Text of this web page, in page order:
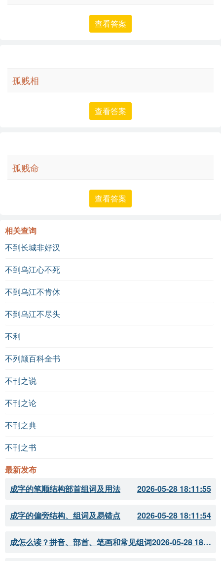
“孤贱”这个词汇虽然在现代社会中不常用，但它反映了社会
一种有力的表达工具，用来传达特定的情感和信息。
查看答案
孤贱相
查看答案
孤贱命
查看答案
相关查询
不到长城非好汉
不到乌江心不死
不到乌江不肯休
不到乌江不尽头
不利
不列颠百科全书
不刊之说
不刊之论
不刊之典
不刊之书
最新发布
成字的笔顺结构部首组词及用法
2026-05-28 18:11:55
成字的偏旁结构、组词及易错点 2026-05-28 18:11:54
成怎么读？拼音、部首、笔画和常见组词 2026-05-28 18:11:51